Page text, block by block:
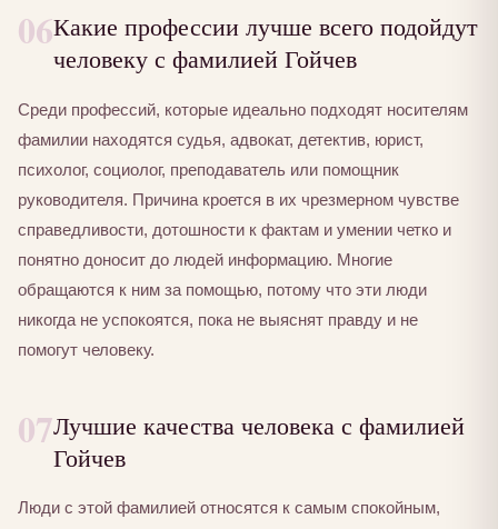
06Какие профессии лучше всего подойдут
человеку с фамилией Гойчев
Среди профессий, которые идеально подходят носителям
фамилии находятся судья, адвокат, детектив, юрист,
психолог, социолог, преподаватель или помощник
руководителя. Причина кроется в их чрезмерном чувстве
справедливости, дотошности к фактам и умении четко и
понятно доносит до людей информацию. Многие
обращаются к ним за помощью, потому что эти люди
никогда не успокоятся, пока не выяснят правду и не
помогут человеку.
07Лучшие качества человека с фамилией
Гойчев
Люди с этой фамилией относятся к самым спокойным,